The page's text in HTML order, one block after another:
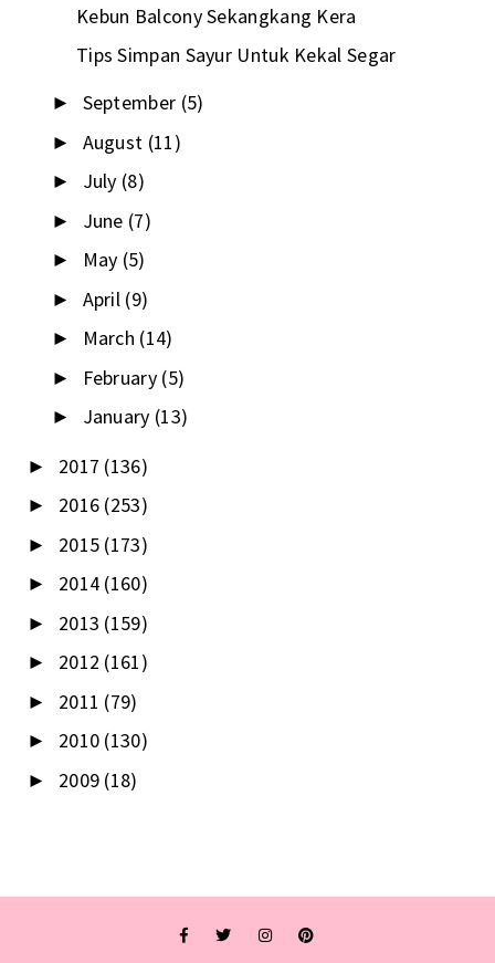
Kebun Balcony Sekangkang Kera
Tips Simpan Sayur Untuk Kekal Segar
► September (5)
► August (11)
► July (8)
► June (7)
► May (5)
► April (9)
► March (14)
► February (5)
► January (13)
► 2017 (136)
► 2016 (253)
► 2015 (173)
► 2014 (160)
► 2013 (159)
► 2012 (161)
► 2011 (79)
► 2010 (130)
► 2009 (18)